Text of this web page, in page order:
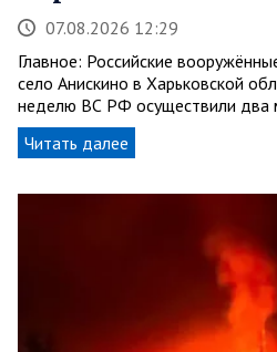
07.08.2026 12:29
Главное: Российские
село Анискино в Харьковской
неделю ВС РФ осуществили два
Читать далее